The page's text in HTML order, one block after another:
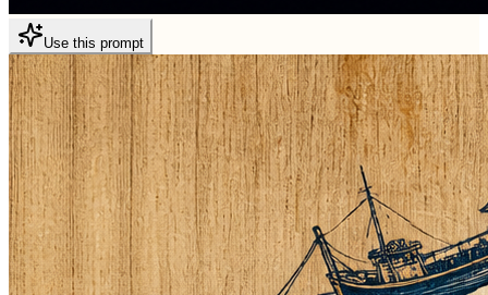
Use this prompt